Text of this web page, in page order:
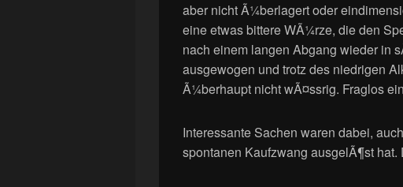
aber nicht Ã¼berlagert oder
eine etwas bittere WÃ¼rze, die den
nach einem langen Abgang wieder in
ausgewogen und trotz des niedrigen
Ã¼berhaupt nicht wÃ¤ssrig. Fraglos
Interessante Sachen waren dabei,
spontanen Kaufzwang ausgelÃ¶st hat.